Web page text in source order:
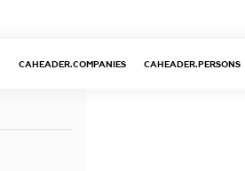
CAHEADER.COMPANIES CAHEADER.PERSONS